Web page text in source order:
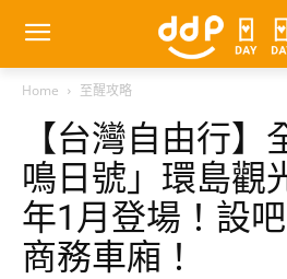
Home 至醒攻略
【台灣自由行】
鳴日號」環島觀
年1月登場！設
商務車廂！